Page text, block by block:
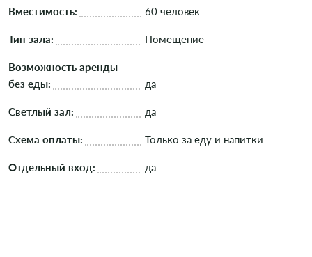
Вместимость: 60 человек
Тип зала: Помещение
Возможность аренды
без еды:
да
Светлый зал: да
Схема оплаты: Только за еду и напитки
Отдельный вход: да